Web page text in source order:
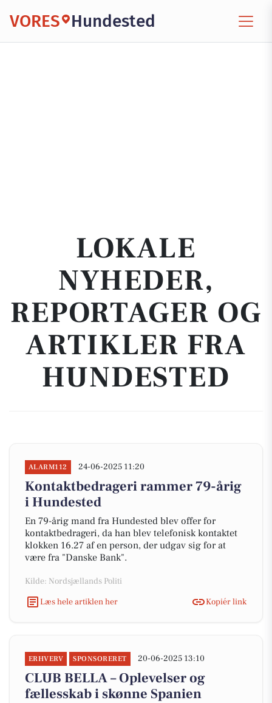
VORES Hundested
LOKALE
NYHEDER,
REPORTAGER OG
ARTIKLER FRA
HUNDESTED
ALARM112 24-06-2025 11:20
Kontaktbedrageri rammer 79-årig
i Hundested
En 79-årig mand fra Hundested blev offer for
kontaktbedrageri, da han blev telefonisk kontaktet
klokken 16.27 af en person, der udgav sig for at
være fra "Danske Bank".
Kilde: Nordsjællands Politi
Læs hele artiklen her
Kopiér link
ERHVERV SPONSORERET 20-06-2025 13:10
CLUB BELLA – Oplevelser og
fællesskab i skønne Spanien